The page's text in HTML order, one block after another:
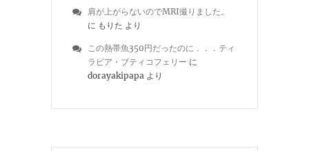
肩が上がらないのでMRI撮りました。
に もりた より
この熱帯魚350円だったのに．．．ティ
ラピア・ブティコフェリー に
dorayakipapa より